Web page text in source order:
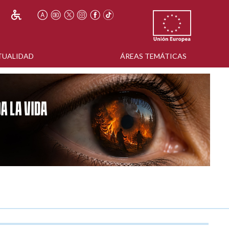
ÁREAS TEMÁTICAS